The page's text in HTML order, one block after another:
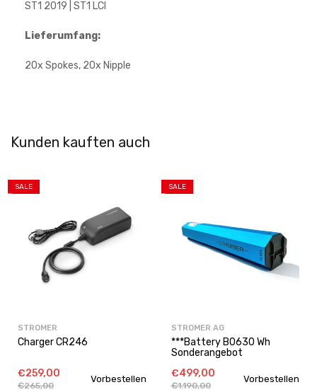
ST1 2019 | ST1 LCI
Lieferumfang:
20x Spokes, 20x Nipple
Kunden kauften auch
SALE
STROMER
Charger CR246
€259,00
€265,00
Vorbestellen
SALE
STROMER AG
***Battery B0630 Wh
Sonderangebot
€499,00
€1.190,00
Vorbestellen